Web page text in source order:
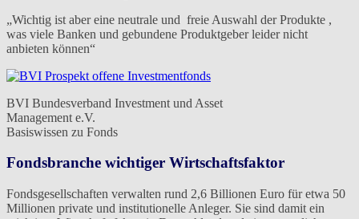
„Wichtig ist aber eine neutrale und freie Auswahl der Produkte ,
was viele Banken und gebundene Produktgeber leider nicht
anbieten können“
BVI Bundesverband Investment und Asset
Management e.V.
Basiswissen zu Fonds
Fondsbranche wichtiger Wirtschaftsfaktor
Fondsgesellschaften verwalten rund 2,6 Billionen Euro für etwa 50
Millionen private und institutionelle Anleger. Sie sind damit ein